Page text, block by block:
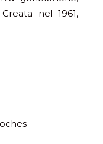
nel 1961,